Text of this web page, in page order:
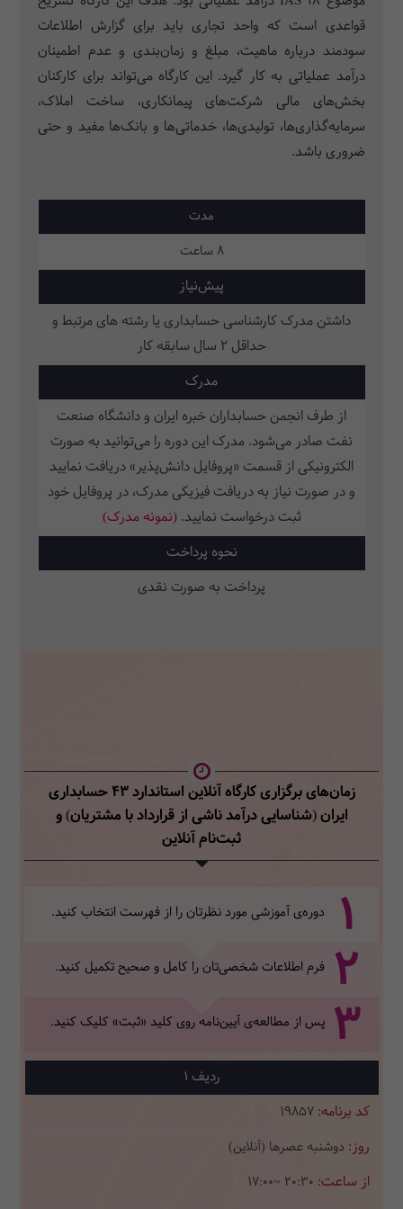
قواعدی است که واحد تجاری باید برای گزارش اطلاعات
سودمند درباره ماهیت، مبلغ و زمان‌بندی و عدم اطمینان
درآمد عملیاتی به کار گیرد. این کارگاه می‌تواند برای کارکنان
بخش‌های مالی شرکت‌های پیمانکاری، ساخت املاک،‌
سرمایه‌گذاری‌ها،‌ تولیدی‌ها، خدماتی‌ها و بانک‌ها مفید و حتی
ضروری باشد.
مدت
8 ساعت
پیش‌نیاز
داشتن مدرک کارشناسی حسابداری یا رشته های مرتبط و
حداقل 2 سال سابقه کار
مدرک
از طرف انجمن حسابداران خبره ایران و دانشگاه صنعت
نفت صادر می‌شود. مدرک این دوره را می‌توانید به صورت
الکترونیکی از قسمت «پروفایل دانش‌پذیر» دریافت نمایید
و در صورت نیاز به دریافت فیزیکی مدرک، در پروفایل خود
ثبت‌ درخواست نمایید.(نمونه مدرک)
نحوه پرداخت
پرداخت به صورت نقدی
زمان‌های برگزاری کارگاه آنلاین استاندارد 43 حسابداری
ایران (شناسایی درآمد ناشی از قرارداد با مشتریان)و
ثبت‌نام آنلاین
1 دوره‌ی آموزشی مورد نظرتان را از فهرست انتخاب کنید.
2 فرم اطلاعات شخصی‌تان‌ را کامل و صحیح تکمیل کنید.
3 پس از مطالعه‌ی آیین‌نامه روی کلید «ثبت» کلیک کنید.
1
19857
دوشنبه عصرها (آنلاین)
17:00~ 20:30